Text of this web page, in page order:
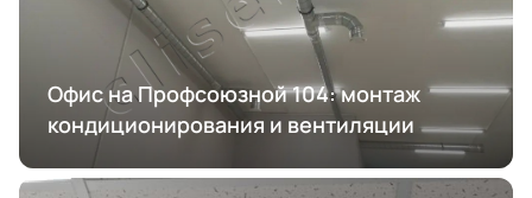
Офис на Профсоюзной 104: монтаж
кондиционирования и вентиляции